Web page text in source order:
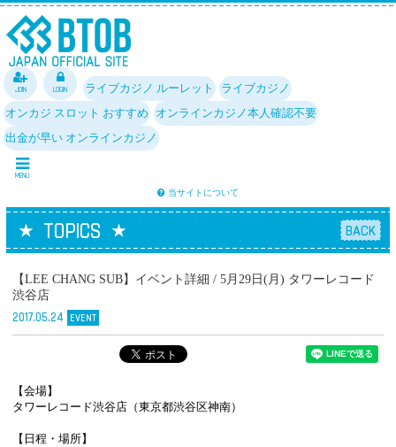
JOIN LOGIN ライブカジノ ルーレット
ライブカジノ
オンカジ スロット おすすめ
オンラインカジノ本人確認不要
出金が早い オンラインカジノ
MENU
当サイトについて
TOPICS BACK
【LEE CHANG SUB】イベント詳細 / 5月29日(月) タワーレコード
渋谷店
2017.05.24 EVENT
【会場】
タワーレコード渋谷店（東京都渋谷区神南）
【日程・場所】